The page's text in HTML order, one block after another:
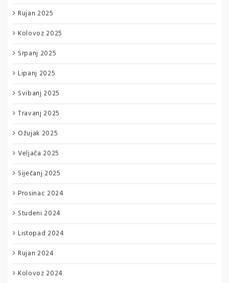
Rujan 2025
Kolovoz 2025
Srpanj 2025
Lipanj 2025
Svibanj 2025
Travanj 2025
Ožujak 2025
Veljača 2025
Siječanj 2025
Prosinac 2024
Studeni 2024
Listopad 2024
Rujan 2024
Kolovoz 2024